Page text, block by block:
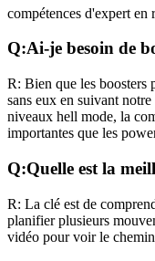
compétences d'expert en
Q:Ai-je besoin de
R: Bien que les boosters
sans eux en suivant
niveaux hell mode, la
importantes que les
Q:Quelle est la
R: La clé est de
planifier plusieurs
vidéo pour voir le